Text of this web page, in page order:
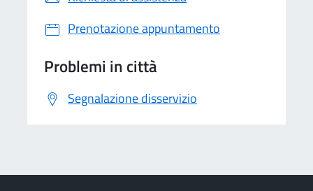
Prenotazione appuntamento
Problemi in città
Segnalazione disservizio